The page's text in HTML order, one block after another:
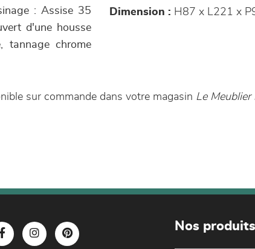
: Assise 35
d'une housse
tannage chrome
Dimension : H87 x L221 x
sur commande dans votre magasin Le Meublier
Nos produits